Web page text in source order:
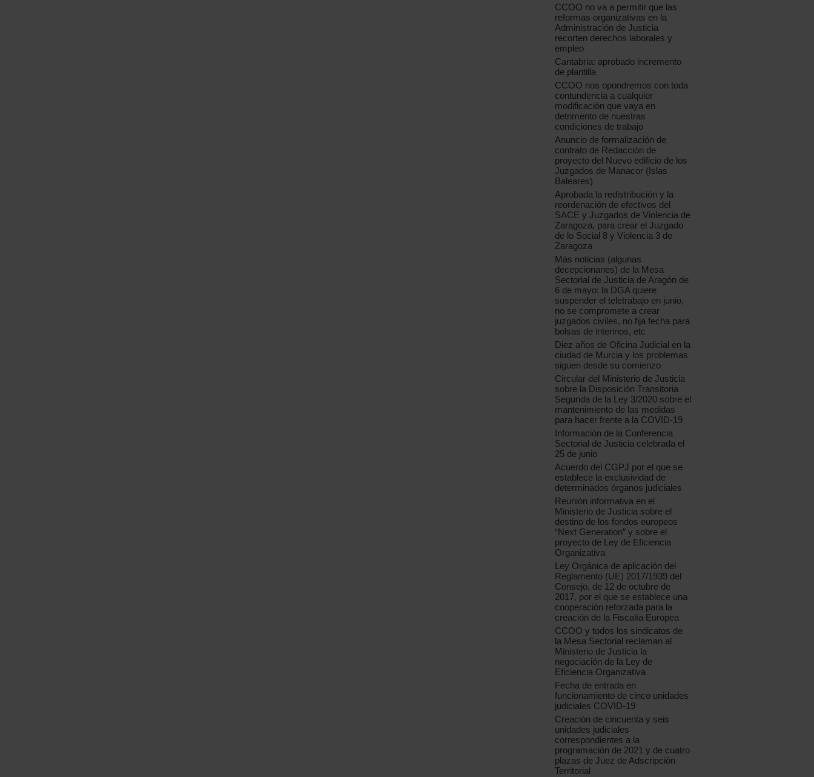
CCOO no va a permitir que las
reformas organizativas en la
Administración de Justicia
recorten derechos laborales y
empleo
Cantabria: aprobado incremento
de plantilla
CCOO nos opondremos con toda
contundencia a cualquier
modificación que vaya en
detrimento de nuestras
condiciones de trabajo
Anuncio de formalización de
contrato de Redacción de
proyecto del Nuevo edificio de los
Juzgados de Manacor (Islas
Baleares)
Aprobada la redistribución y la
reordenación de efectivos del
SACE y Juzgados de Violencia de
Zaragoza, para crear el Juzgado
de lo Social 8 y Violencia 3 de
Zaragoza
Más noticias (algunas
decepcionanes) de la Mesa
Sectorial de Justicia de Aragón de
6 de mayo: la DGA quiere
suspender el teletrabajo en junio,
no se compromete a crear
juzgados civiles, no fija fecha para
bolsas de interinos, etc
Diez años de Oficina Judicial en la
ciudad de Murcia y los problemas
siguen desde su comienzo
Circular del Ministerio de Justicia
sobre la Disposición Transitoria
Segunda de la Ley 3/2020 sobre el
mantenimiento de las medidas
para hacer frente a la COVID-19
Información de la Conferencia
Sectorial de Justicia celebrada el
25 de junio
Acuerdo del CGPJ por el que se
establece la exclusividad de
determinados órganos judiciales
Reunión informativa en el
Ministerio de Justicia sobre el
destino de los fondos europeos
“Next Generation” y sobre el
proyecto de Ley de Eficiencia
Organizativa
Ley Orgánica de aplicación del
Reglamento (UE) 2017/1939 del
Consejo, de 12 de octubre de
2017, por el que se establece una
cooperación reforzada para la
creación de la Fiscalía Europea
CCOO y todos los sindicatos de
la Mesa Sectorial reclaman al
Ministerio de Justicia la
negociación de la Ley de
Eficiencia Organizativa
Fecha de entrada en
funcionamiento de cinco unidades
judiciales COVID-19
Creación de cincuenta y seis
unidades judiciales
correspondientes a la
programación de 2021 y de cuatro
plazas de Juez de Adscripción
Territorial